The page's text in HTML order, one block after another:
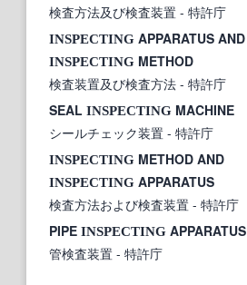
検査方法及び検査装置 - 特許庁
INSPECTING APPARATUS AND
INSPECTING METHOD
検査装置及び検査方法 - 特許庁
SEAL INSPECTING MACHINE
シールチェック装置 - 特許庁
INSPECTING METHOD AND
INSPECTING APPARATUS
検査方法および検査装置 - 特許庁
PIPE INSPECTING APPARATUS
管検査装置 - 特許庁